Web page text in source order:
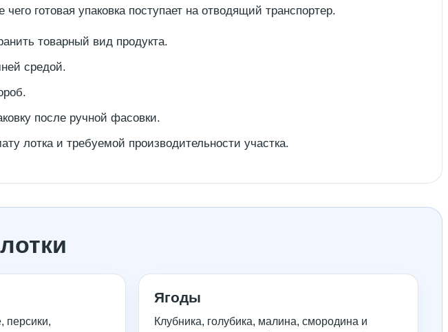
готовая упаковка поступает на отводящий транспортер.
товарный вид продукта.
средой.
после ручной фасовки.
лотка и требуемой производительности участка.
персики,
Ягоды
Клубника, голубика, малина, смородина и